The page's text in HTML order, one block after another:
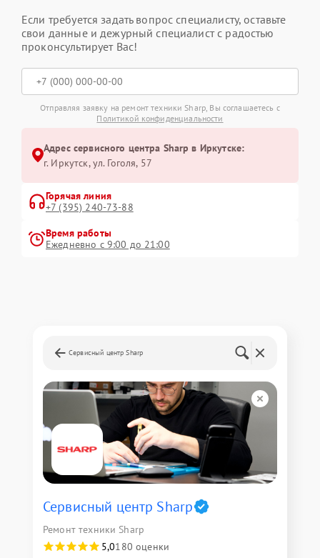
Если требуется задать вопрос специалисту, оставьте
свои данные и дежурный специалист с радостью
проконсультирует Вас!
Отправляя заявку на ремонт техники Sharp, Вы соглашаетесь с
Политикой конфиденциальности
Адрес сервисного центра Sharp в Иркутске:
г. Иркутск, ул. ​Гоголя, 57
Горячая линия
+7 (395) 240-73-88
Время работы
Ежедневно с 9:00 до 21:00
Сервисный центр Sharp
Сервисный центр Sharp
Ремонт техники Sharp
5,0180 оценки